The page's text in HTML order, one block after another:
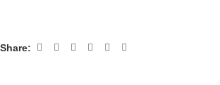
Share: